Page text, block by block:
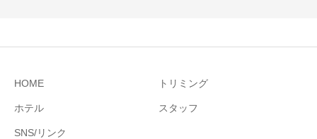
HOME トリミング
ホテル スタッフ
SNS/リンク